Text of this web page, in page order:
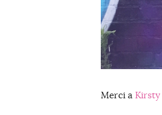
Merci a Kirsty